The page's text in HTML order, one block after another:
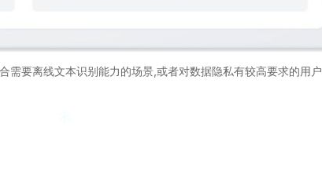
需要离线文本识别能力的场景,或者对数据隐私有较高要求的用户